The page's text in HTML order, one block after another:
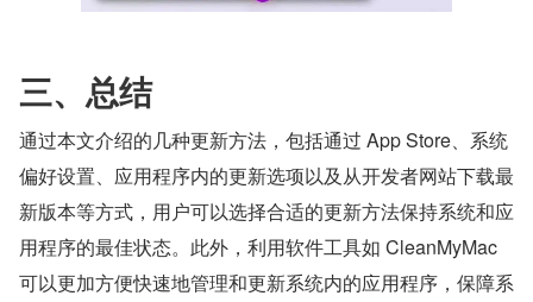
三、总结
通过本文介绍的几种更新方法，包括通过 App Store、系统
偏好设置、应用程序内的更新选项以及从开发者网站下载最
新版本等方式，用户可以选择合适的更新方法保持系统和应
用程序的最佳状态。此外，利用软件工具如 CleanMyMac
可以更加方便快速地管理和更新系统内的应用程序，保障系